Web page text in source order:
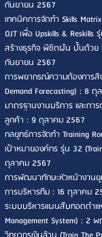
กันยายน 2567
เทคนิคการจัดทำ Skills
OJT เพื่อ Upskills &
สร้างธุรกิจ พิชิตฝัน ปั้นด้วย
กันยายน 2567
การพยากรณ์ความต้องการสิ
Demand Forecasting) : 8
มาตรฐานงานบริการ และกา
ลูกค้า : 9 ตุลาคม 2567
กลยุทธ์การจัดทำ Training
เป้าหมายองค์กร รุ่น 32
ตุลาคม 2567
การพัฒนาทักษะหัวหน้างานยุ
การบริหารทีม : 16 ตุลาคม
ระบบบริหารแผนสืบทอดตำแ
Management System) : 2